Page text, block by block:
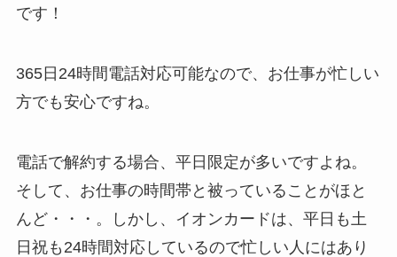
です！
365日24時間電話対応可能なので、お仕事が忙しい
方でも安心ですね。
電話で解約する場合、平日限定が多いですよね。
そして、お仕事の時間帯と被っていることがほと
んど・・・。しかし、イオンカードは、平日も土
日祝も24時間対応しているので忙しい人にはあり